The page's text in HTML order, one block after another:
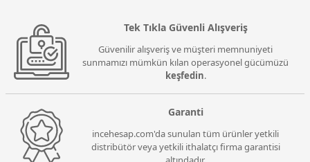
Tek Tıkla Güvenli Alışveriş
Güvenilir alışveriş ve müşteri memnuniyeti
sunmamızı mümkün kılan operasyonel gücümüzü
keşfedin.
Garanti
incehesap.com'da sunulan tüm ürünler yetkili
distribütör veya yetkili ithalatçı firma garantisi